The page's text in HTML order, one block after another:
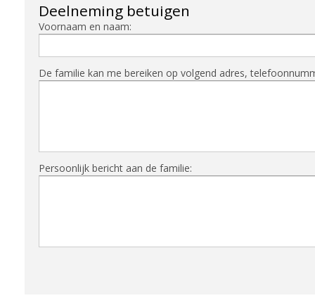
Deelneming betuigen
Voornaam en naam:
De familie kan me bereiken op volgend adres,
Persoonlijk bericht aan de familie: